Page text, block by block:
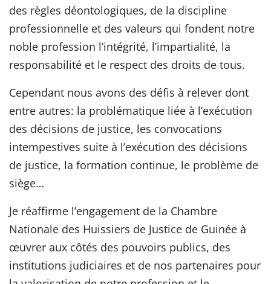
des règles déontologiques, de la discipline
professionnelle et des valeurs qui fondent notre
noble profession l’intégrité, l’impartialité, la
responsabilité et le respect des droits de tous.
Cependant nous avons des défis à relever dont
entre autres: la problématique liée à l’exécution
des décisions de justice, les convocations
intempestives suite à l’exécution des décisions
de justice, la formation continue, le problème de
siège…
Je réaffirme l’engagement de la Chambre
Nationale des Huissiers de Justice de Guinée à
œuvrer aux côtés des pouvoirs publics, des
institutions judiciaires et de nos partenaires pour